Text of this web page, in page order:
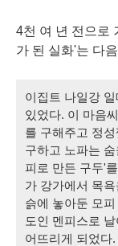
4천 여 년 전으로
가 된 실화'는 다
이집트 나일강 일
있었다. 이 마음
를 구해주고 정
구하고 노파는
피로 만든 구두'를
가 강가에서 목
슭에 놓아둔 모
도인 멘피스로
어뜨리게 되었다.